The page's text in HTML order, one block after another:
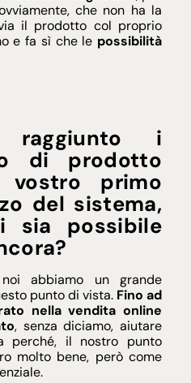
che non ha la
il prodotto col proprio
e fa sì che le possibilità
raggiunto i
di prodotto
vostro primo
del sistema,
sia possibile
abbiamo un grande
punto di vista. Fino ad
nella vendita online
, senza diciamo, aiutare
perché, il nostro punto
molto bene, però come